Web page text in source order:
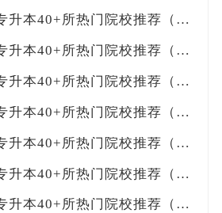
2026珠海自考专升本40+所热门院校推荐（新榜单）
2026中山自考专升本40+所热门院校推荐（新榜单）
2026肇庆自考专升本40+所热门院校推荐（新榜单）
2026湛江自考专升本40+所热门院校推荐（新榜单）
2026云浮自考专升本40+所热门院校推荐（新榜单）
2026阳江自考专升本40+所热门院校推荐（新榜单）
2026深圳自考专升本40+所热门院校推荐（新榜单）